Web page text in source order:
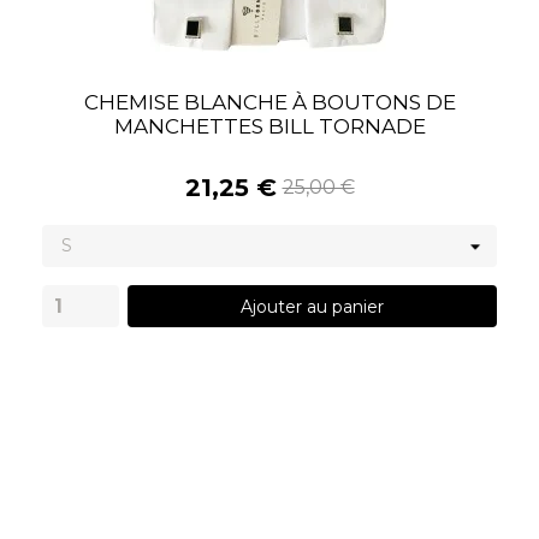
CHEMISE BLANCHE À BOUTONS DE
MANCHETTES BILL TORNADE
21,25 € 25,00 €
Ajouter au panier